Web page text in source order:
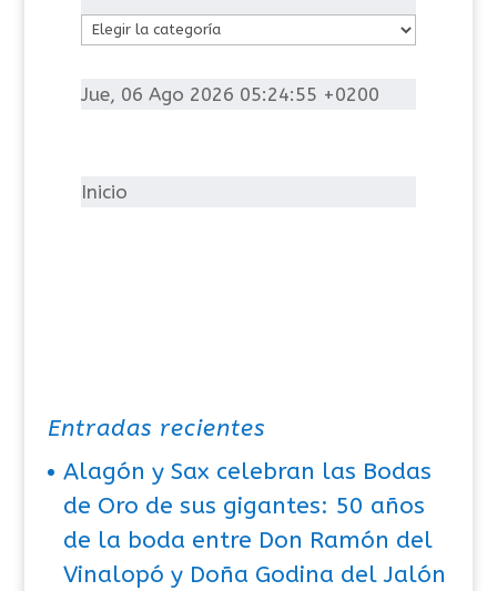
t
o
Jue, 06 Ago 2026 05:24:55 +0200
Inicio
Entradas recientes
Alagón y Sax celebran las Bodas
de Oro de sus gigantes: 50 años
de la boda entre Don Ramón del
Vinalopó y Doña Godina del Jalón